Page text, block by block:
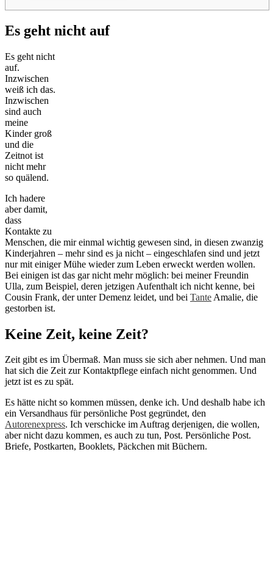
Es geht nicht auf
Es geht nicht
auf.
Inzwischen
weiß ich das.
Inzwischen
sind auch
meine
Kinder groß
und die
Zeitnot ist
nicht mehr
so quälend.
Ich hadere
aber damit,
dass
Kontakte zu
Menschen, die mir einmal wichtig gewesen sind, in diesen zwanzig
Kinderjahren – mehr sind es ja nicht – eingeschlafen sind und jetzt
nur mit einiger Mühe wieder zum Leben erweckt werden wollen.
Bei einigen ist das gar nicht mehr möglich: bei meiner Freundin
Ulla, zum Beispiel, deren jetzigen Aufenthalt ich nicht kenne, bei
Cousin Frank, der unter Demenz leidet, und bei Tante Amalie, die
gestorben ist.
Keine Zeit, keine Zeit?
Zeit gibt es im Übermaß. Man muss sie sich aber nehmen. Und man
hat sich die Zeit zur Kontaktpflege einfach nicht genommen. Und
jetzt ist es zu spät.
Es hätte nicht so kommen müssen, denke ich. Und deshalb habe ich
ein Versandhaus für persönliche Post gegründet, den
Autorenexpress. Ich verschicke im Auftrag derjenigen, die wollen,
aber nicht dazu kommen, es auch zu tun, Post. Persönliche Post.
Briefe, Postkarten, Booklets, Päckchen mit Büchern.